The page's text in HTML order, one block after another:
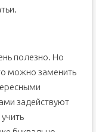
полезно. Но
можно заменить
задействуют